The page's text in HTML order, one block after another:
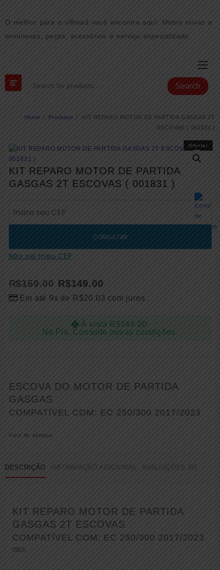
content
O melhor para o offroad você encontra aqui: Motos novas e
seminovas, peças, acessórios e serviço especializado.
Search
Home Produtos
KIT REPARO MOTOR DE PARTIDA GASGAS 2T
ESCOVAS ( 001831 )
Oferta!
KIT REPARO MOTOR DE PARTIDA
GASGAS 2T ESCOVAS ( 001831 )
CONSULTAR
Não sei meu CEP
R$159.00 R$149.00
Em até 9x de R$20.03 com juros
À vista R$149.00
No Pix. Consulte outras condições.
ESCOVA DO MOTOR DE PARTIDA
GASGAS
COMPATÍVEL COM: EC 250/300 2017/2023
Fora de estoque
Oferta!
DESCRIÇÃO INFORMAÇÃO ADICIONAL AVALIAÇÕES (0)
KIT REPARO MOTOR DE PARTIDA
GASGAS 2T ESCOVAS
COMPATÍVEL COM: EC 250/300 2017/2023
OBS: